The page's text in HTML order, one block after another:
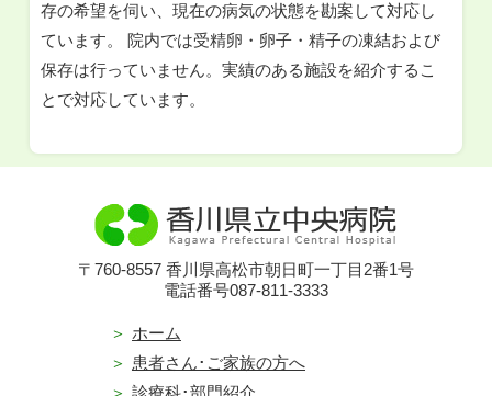
存の希望を伺い、現在の病気の状態を勘案して対応し
ています。 院内では受精卵・卵子・精子の凍結および
保存は行っていません。実績のある施設を紹介するこ
とで対応しています。
〒760-8557 香川県高松市朝日町一丁目2番1号
電話番号087-811-3333
ホーム
患者さん･ご家族の方へ
診療科･部門紹介